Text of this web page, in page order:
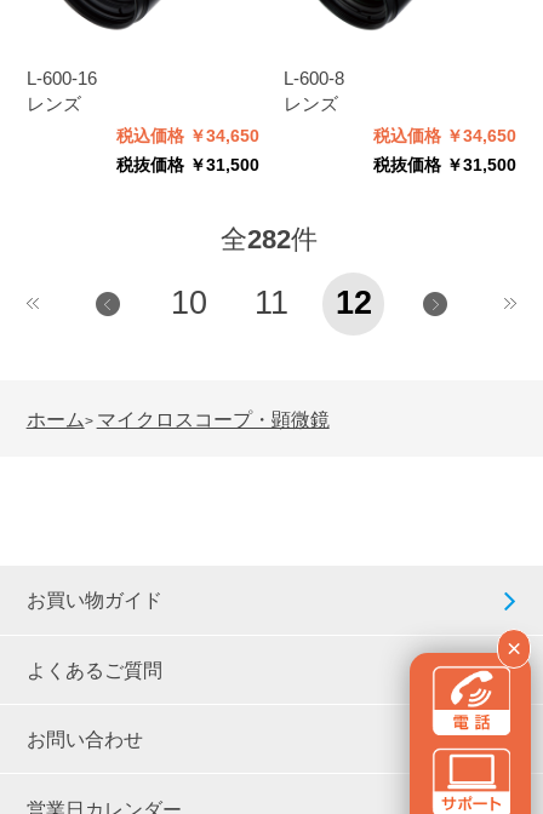
×
L-600-16
レンズ
税込価格 ￥34,650
税抜価格 ￥31,500
L-600-8
レンズ
税込価格 ￥34,650
税抜価格 ￥31,500
全282件
10 11 12
ホーム> マイクロスコープ・顕微鏡
お買い物ガイド
よくあるご質問
お問い合わせ
営業日カレンダー